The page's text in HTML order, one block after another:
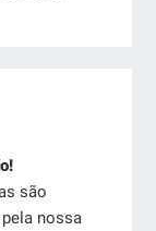
são
nossa